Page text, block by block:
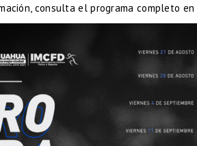
consulta el programa completo en